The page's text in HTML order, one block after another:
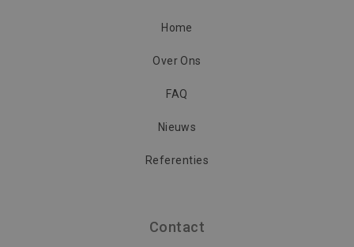
Home
Over Ons
FAQ
Nieuws
Referenties
Contact